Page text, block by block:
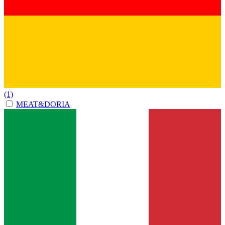
(1)
MEAT&DORIA